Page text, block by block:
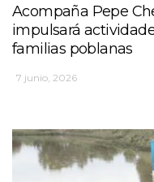
Acompaña Pepe
impulsará
familias poblanas
7 junio, 2026